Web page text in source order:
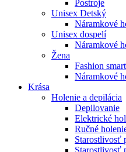
Postroje
Unisex Detský
Náramkové
Unisex dospelí
Náramkové
Žena
Fashion
Náramkové
Krása
Holenie a depilácia
Depilovanie
Elektrické
Ručné
Starostlivosť
Starostlivosť